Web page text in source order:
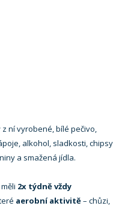
ní vyrobené, bílé pečivo,
alkohol, sladkosti, chipsy
a smažená jídla.
2x týdně vždy
aerobní aktivitě– chůzi,